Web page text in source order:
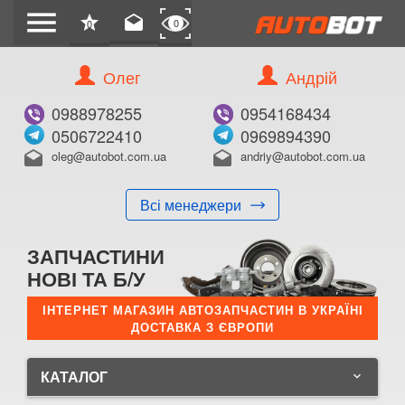
menu star
0 drafts 0
Олег
0988978255
0506722410
drafts oleg@autobot.com.ua
Всі менеджери
Андрій
0954168434
0969894390
drafts andriy@autobot.com.ua
ЗАПЧАСТИНИ
НОВІ ТА Б/У
ІНТЕРНЕТ МАГАЗИН АВТОЗАПЧАСТИН В УКРАЇНІ
ДОСТАВКА З ЄВРОПИ
КАТАЛОГ keyboard_arrow_down